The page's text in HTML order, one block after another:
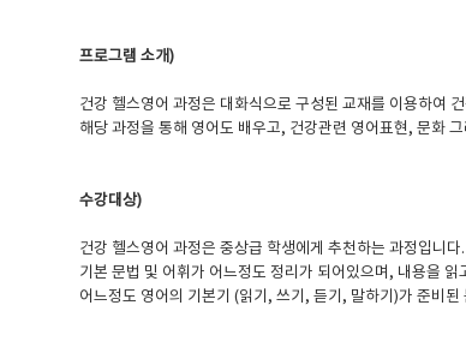
프로그램 소개)
건강 헬스영어 과정은 대화식으로 구성된 교재를 이용하여
해당 과정을 통해 영어도 배우고, 건강관련 영어표현, 문화
수강대상)
건강 헬스영어 과정은 중상급 학생에게 추천하는 과정입니다.
기본 문법 및 어휘가 어느정도 정리가 되어있으며, 내용을
어느정도 영어의 기본기 (읽기, 쓰기, 듣기, 말하기)가 준비